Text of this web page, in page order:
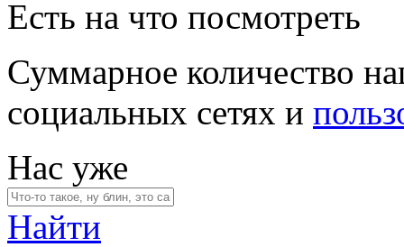
Есть на что посмотреть
Суммарное количество
социальных сетях и
Нас уже
Найти